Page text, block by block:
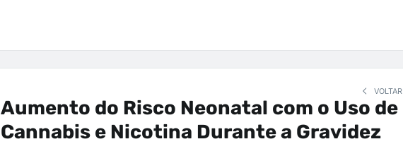
VOLTAR
Aumento do Risco Neonatal com o Uso de
Cannabis e Nicotina Durante a Gravidez